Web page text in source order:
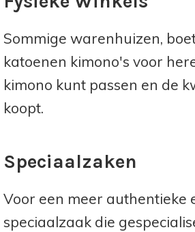
Sommige warenhuizen,
katoenen kimono's voor
kimono kunt passen en de
koopt.
Speciaalzaken
Voor een meer authentieke
speciaalzaak die